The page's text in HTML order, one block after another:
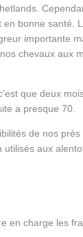
bonne santé.
importante
chevaux aux
que deux
a presque 70.
de nos
aux
en charge les